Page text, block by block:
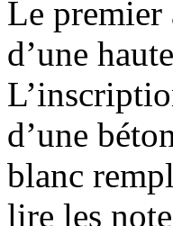
Le premier
d’une
d’une
blanc
lire les